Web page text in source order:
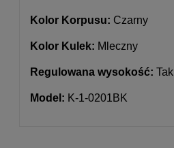
Kolor Korpusu: Czarny
Kolor Kulek: Mleczny
Regulowana wysokość: Tak
Model: K-1-0201BK